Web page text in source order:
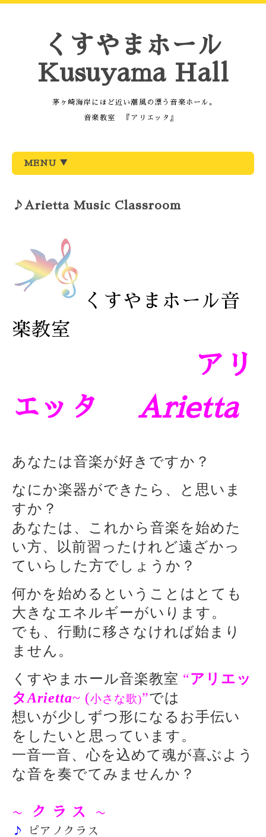
くすやまホール
Kusuyama Hall
茅ヶ崎海岸にほど近い潮風の漂う音楽ホール。
音楽教室 『アリエッタ』
MENU ▼
♪Arietta Music Classroom
くすやまホール音
楽教室
アリ
エッタ Arietta
あなたは音楽が好きですか？
なにか楽器ができたら、と思いま
すか？
あなたは、これから音楽を始めた
い方、以前習ったけれど遠ざかっ
ていらした方でしょうか？
何かを始めるということはとても
大きなエネルギーがいります。
でも、行動に移さなければ始まり
ません。
くすやまホール音楽教室 “アリエッ
タArietta~ (小さな歌)”では
想いが少しずつ形になるお手伝い
をしたいと思っています。
一音一音、心を込めて魂が喜ぶよう
な音を奏でてみませんか？
〜 ク ラ ス
〜
♪
ピアノクラス